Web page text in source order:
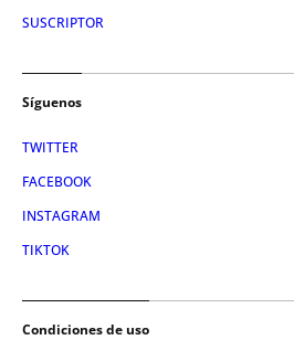
SUSCRIPTOR
Síguenos
TWITTER
FACEBOOK
INSTAGRAM
TIKTOK
Condiciones de uso